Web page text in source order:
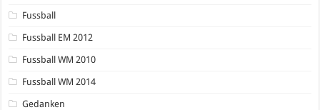
Fussball
Fussball EM 2012
Fussball WM 2010
Fussball WM 2014
Gedanken